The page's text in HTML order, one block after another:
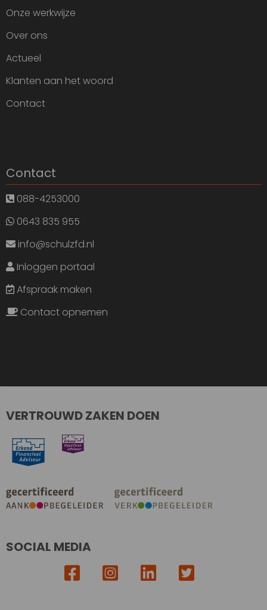
Onze werkwijze
Over ons
Actueel
Klanten aan het woord
Contact
Contact
088-4253000
0643 835 955
info@schulzfd.nl
Inloggen portaal
Afspraak maken
Contact opnemen
VERTROUWD ZAKEN DOEN
SOCIAL MEDIA